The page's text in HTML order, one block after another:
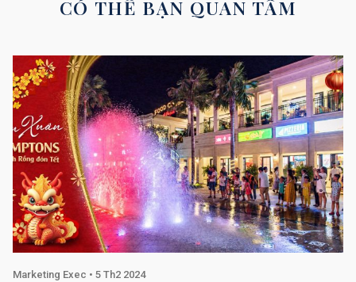
CÓ THỂ BẠN QUAN TÂM
Marketing Exec • 5 Th2 2024